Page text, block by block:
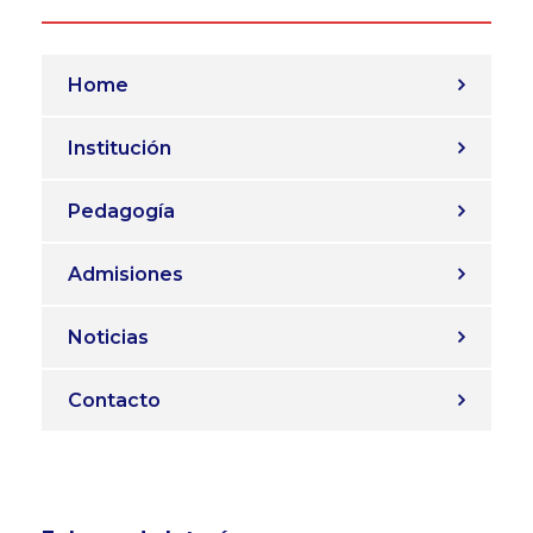
Home
Institución
Pedagogía
Admisiones
Noticias
Contacto